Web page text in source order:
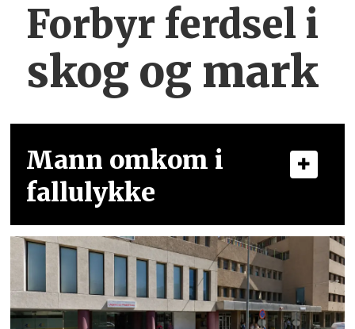
Forbyr ferdsel i
skog og mark
Mann omkom i
fallulykke